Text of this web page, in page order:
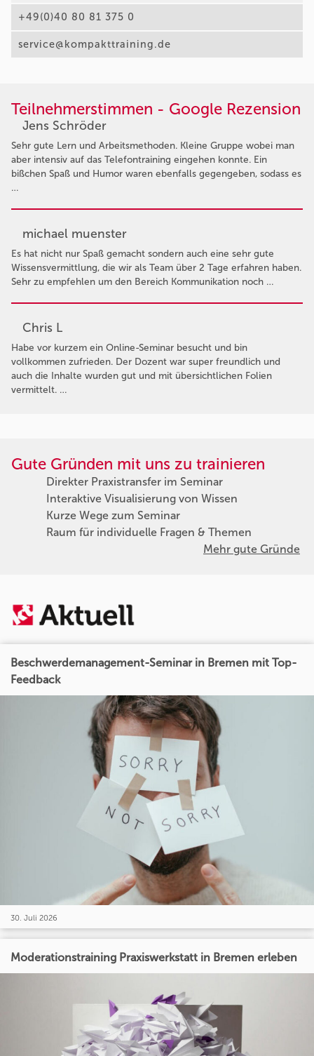
+49(0)40 80 81 375 0
service@kompakttraining.de
Teilnehmerstimmen - Google Rezension
Jens Schröder
Sehr gute Lern und Arbeitsmethoden. Kleine Gruppe wobei man
aber intensiv auf das Telefontraining eingehen konnte. Ein
bißchen Spaß und Humor waren ebenfalls gegengeben, sodass es
…
michael muenster
Es hat nicht nur Spaß gemacht sondern auch eine sehr gute
Wissensvermittlung, die wir als Team über 2 Tage erfahren haben.
Sehr zu empfehlen um den Bereich Kommunikation noch …
Chris L
Habe vor kurzem ein Online-Seminar besucht und bin
vollkommen zufrieden. Der Dozent war super freundlich und
auch die Inhalte wurden gut und mit übersichtlichen Folien
vermittelt. …
Gute Gründen mit uns zu trainieren
Direkter Praxistransfer im Seminar
Interaktive Visualisierung von Wissen
Kurze Wege zum Seminar
Raum für individuelle Fragen & Themen
Mehr gute Gründe
Beschwerdemanagement-Seminar in Bremen mit Top-
Feedback
30. Juli 2026
Moderationstraining Praxiswerkstatt in Bremen erleben